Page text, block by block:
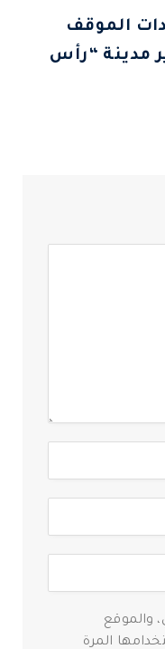
الموقف
مدينة “رأس
والموقع
المرة